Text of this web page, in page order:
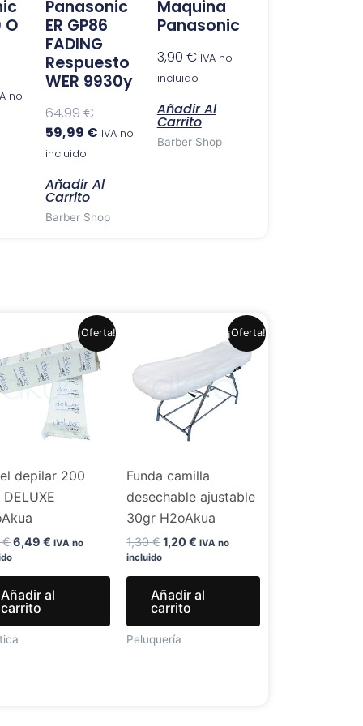
O
no
Panasonic
ER GP86
FADING
Respuesto
WER 9930y
64,99€
59,99 € IVA no
incluido
Añadir Al
Carrito
Barber Shop
Maquina
Panasonic
3,90 € IVA no
incluido
Añadir Al
Carrito
Barber Shop
¡Oferta!
depilar 200
DELUXE
€
original
era:
7,99 €.
6,49€
precio
actual
es:
6,49 €.
IVA no
Añadir al
carrito
¡Oferta!
Funda camilla
desechable ajustable
30gr H2oAkua
1,30€
original
1,30 €.
1,20€
precio
actual
1,20 €.
IVA no
incluido
Añadir al
carrito
Peluquería